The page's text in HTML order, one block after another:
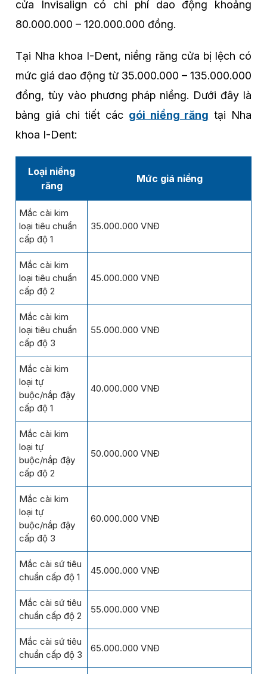
cửa Invisalign có chi phí dao động khoảng
80.000.000 – 120.000.000 đồng.
Tại Nha khoa I-Dent, niềng răng cửa bị lệch có
mức giá dao động từ 35.000.000 – 135.000.000
đồng, tùy vào phương pháp niềng. Dưới đây là
bảng giá chi tiết các gói niềng răng tại Nha
khoa I-Dent:
Loại niềng
răng
Mức giá niềng
Mắc cài kim
loại tiêu chuẩn
cấp độ 1
35.000.000 VNĐ
Mắc cài kim
loại tiêu chuẩn
cấp độ 2
45.000.000 VNĐ
Mắc cài kim
loại tiêu chuẩn
cấp độ 3
55.000.000 VNĐ
Mắc cài kim
loại tự
buộc/nắp đậy
cấp độ 1
40.000.000 VNĐ
Mắc cài kim
loại tự
buộc/nắp đậy
cấp độ 2
50.000.000 VNĐ
Mắc cài kim
loại tự
buộc/nắp đậy
cấp độ 3
60.000.000 VNĐ
Mắc cài sứ tiêu
chuẩn cấp độ 1
45.000.000 VNĐ
Mắc cài sứ tiêu
chuẩn cấp độ 2
55.000.000 VNĐ
Mắc cài sứ tiêu
chuẩn cấp độ 3
65.000.000 VNĐ